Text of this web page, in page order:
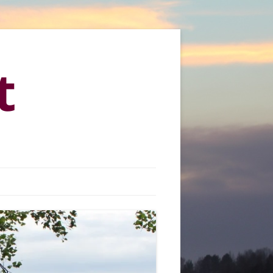
KYLÄMARKKINAT 2015
KYLÄMARKKINAT 2016